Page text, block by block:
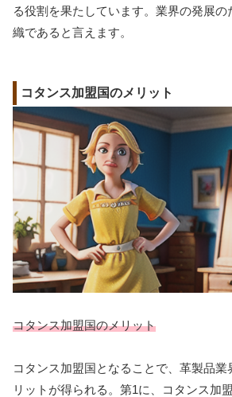
る役割を果たしています。業界の発展の
織であると言えます。
コタンス加盟国のメリット
コタンス加盟国のメリット
コタンス加盟国となることで、革製品業
リットが得られる。第1に、コタンス加